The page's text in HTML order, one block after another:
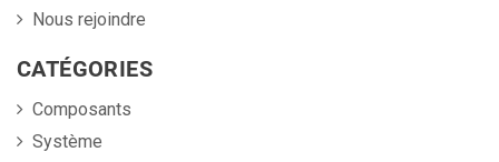
Nous rejoindre
CATÉGORIES
Composants
Système